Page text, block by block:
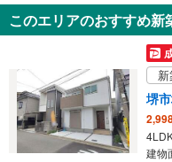
大阪
このエリアのおすすめ新
堺
建物